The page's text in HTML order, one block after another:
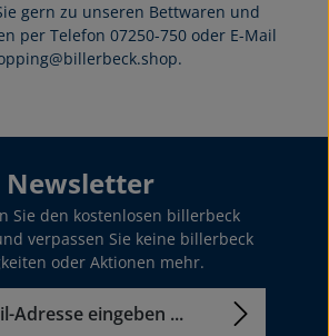
gern zu unseren Bettwaren und
per Telefon 07250-750 oder E-Mail
Newsletter
Sie den kostenlosen billerbeck
verpassen Sie keine billerbeck
oder Aktionen mehr.